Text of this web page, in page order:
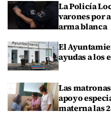
La Policía
varones por
arma blanca
El
ayudas a los
Las
apoyo
materna las